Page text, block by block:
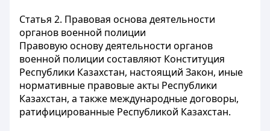
Статья 2. Правовая основа деятельности
органов военной полиции
Правовую основу деятельности органов
военной полиции составляют Конституция
Республики Казахстан, настоящий Закон, иные
нормативные правовые акты Республики
Казахстан, а также международные договоры,
ратифицированные Республикой Казахстан.